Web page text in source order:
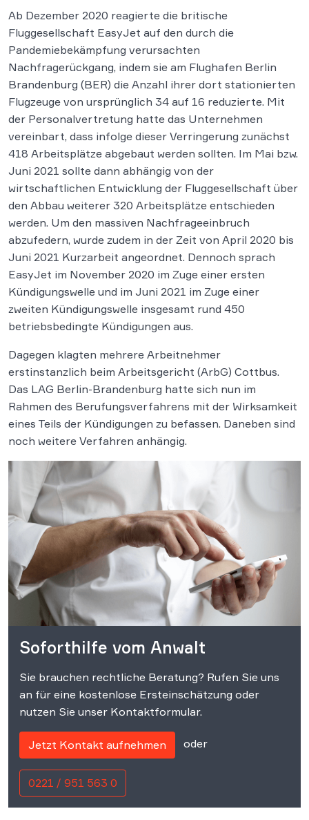
Ab Dezember 2020 reagierte die britische
Fluggesellschaft EasyJet auf den durch die
Pandemiebekämpfung verursachten
Nachfragerückgang, indem sie am Flughafen Berlin
Brandenburg (BER) die Anzahl ihrer dort stationierten
Flugzeuge von ursprünglich 34 auf 16 reduzierte. Mit
der Personalvertretung hatte das Unternehmen
vereinbart, dass infolge dieser Verringerung zunächst
418 Arbeitsplätze abgebaut werden sollten. Im Mai bzw.
Juni 2021 sollte dann abhängig von der
wirtschaftlichen Entwicklung der Fluggesellschaft über
den Abbau weiterer 320 Arbeitsplätze entschieden
werden. Um den massiven Nachfrageeinbruch
abzufedern, wurde zudem in der Zeit von April 2020 bis
Juni 2021 Kurzarbeit angeordnet. Dennoch sprach
EasyJet im November 2020 im Zuge einer ersten
Kündigungswelle und im Juni 2021 im Zuge einer
zweiten Kündigungswelle insgesamt rund 450
betriebsbedingte Kündigungen aus.
Dagegen klagten mehrere Arbeitnehmer
erstinstanzlich beim Arbeitsgericht (ArbG) Cottbus.
Das LAG Berlin-Brandenburg hatte sich nun im
Rahmen des Berufungsverfahrens mit der Wirksamkeit
eines Teils der Kündigungen zu befassen. Daneben sind
noch weitere Verfahren anhängig.
Soforthilfe vom Anwalt
Sie brauchen rechtliche Beratung? Rufen Sie uns
an für eine kostenlose Ersteinschätzung oder
nutzen Sie unser Kontaktformular.
Jetzt Kontakt aufnehmen oder
0221 / 951 563 0